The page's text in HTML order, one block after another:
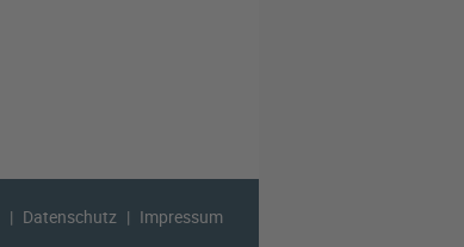
Datenschutz Impressum